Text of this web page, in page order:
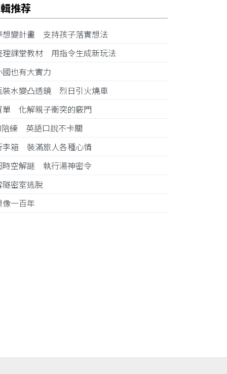
推荐
想變計畫 支持孩子落實想法
理課堂教材 用指令生成新玩法
國也有大實力
裝水變凸透鏡 烈日引火燒車
單 化解親子衝突的竅門
陪練 英語口說不卡關
李箱 裝滿旅人各種心情
時空解謎 執行湯神密令
隧密室逃脫
像一百年